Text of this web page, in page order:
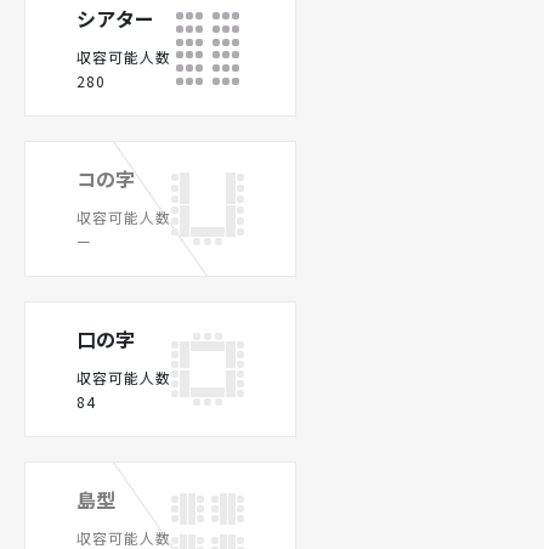
シアター
収容可能人数
280
コの字
収容可能人数
ー
口の字
収容可能人数
84
島型
収容可能人数